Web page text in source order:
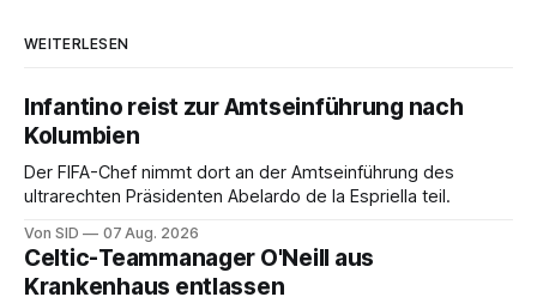
WEITERLESEN
Infantino reist zur Amtseinführung nach
Kolumbien
Der FIFA-Chef nimmt dort an der Amtseinführung des
ultrarechten Präsidenten Abelardo de la Espriella teil.
Von SID 07 Aug. 2026
Celtic-Teammanager O'Neill aus
Krankenhaus entlassen